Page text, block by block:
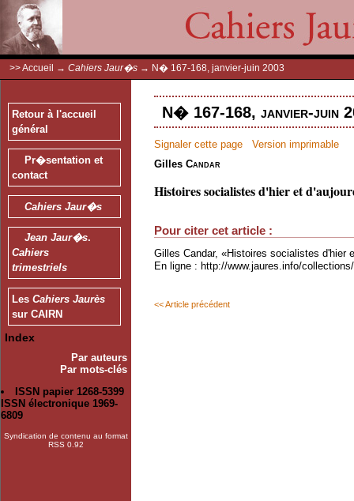
>>Accueil → Cahiers Jaur�s → N� 167-168, janvier-juin 2003
Retour à l'accueil
général
Pr�sentation et
contact
Cahiers Jaur�s
Jean Jaur�s.
Cahiers
trimestriels
Les Cahiers Jaurès
sur CAIRN
Index
Par auteurs
Par mots-clés
ISSN papier 1268-5399
ISSN électronique 1969-
6809
Syndication de contenu au format
RSS 0.92
N� 167-168, janvier-juin
Signaler cette page
Version imprimable
Gilles Candar
Histoires socialistes d'hier et
Pour citer cet article :
Gilles Candar, «Histoires socialistes d'hier
En ligne : http://www.jaures.info/
<< Article précédent